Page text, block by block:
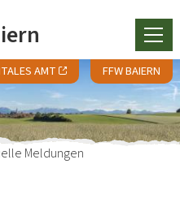
AMT FFW BAIERN
Meldungen